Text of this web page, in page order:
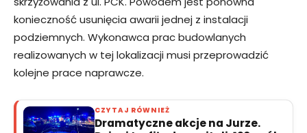
konieczność usunięcia awarii jednej z instalacji
podziemnych. Wykonawca prac budowlanych
realizowanych w tej lokalizacji musi przeprowadzić
kolejne prace naprawcze.
CZYTAJ RÓWNIEŻ
Dramatyczne akcje na Jurze.